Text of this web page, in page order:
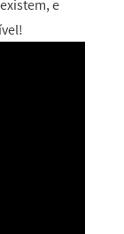
e